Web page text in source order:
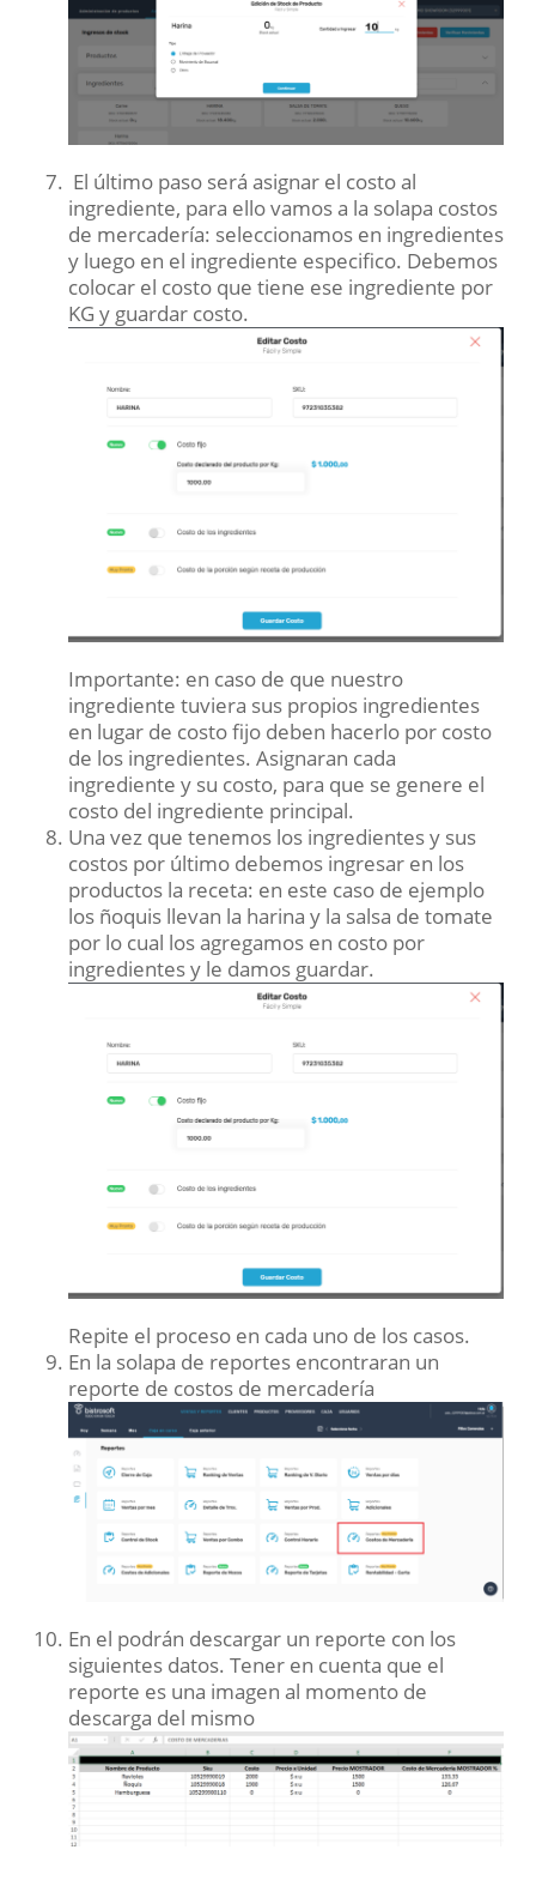
El último paso será asignar el costo al
ingrediente, para ello vamos a la solapa costos
de mercadería: seleccionamos en ingredientes
y luego en el ingrediente especifico. Debemos
colocar el costo que tiene ese ingrediente por
KG y guardar costo.
Importante: en caso de que nuestro
ingrediente tuviera sus propios ingredientes
en lugar de costo fijo deben hacerlo por costo
de los ingredientes. Asignaran cada
ingrediente y su costo, para que se genere el
costo del ingrediente principal.
Una vez que tenemos los ingredientes y sus
costos por último debemos ingresar en los
productos la receta: en este caso de ejemplo
los ñoquis llevan la harina y la salsa de tomate
por lo cual los agregamos en costo por
ingredientes y le damos guardar.
Repite el proceso en cada uno de los casos.
En la solapa de reportes encontraran un
reporte de costos de mercadería
En el podrán descargar un reporte con los
siguientes datos. Tener en cuenta que el
reporte es una imagen al momento de
descarga del mismo